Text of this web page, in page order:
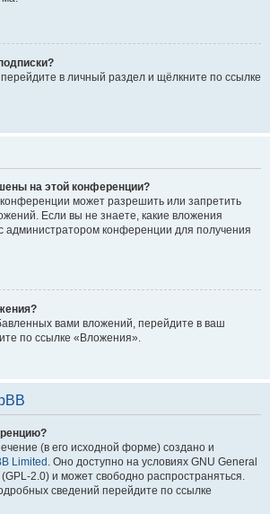
в личный раздел и щёлкните по ссылке
на этой конференции?
может разрешить или запретить
Если вы не знаете, какие вложения
администратором конференции для получения
вами вложений, перейдите в ваш
по ссылке «Вложения».
(в его исходной форме) создано и
Limited . Оно доступно на условиях GNU General
2.0) и может свободно распространяться.
сведений перейдите по ссылке